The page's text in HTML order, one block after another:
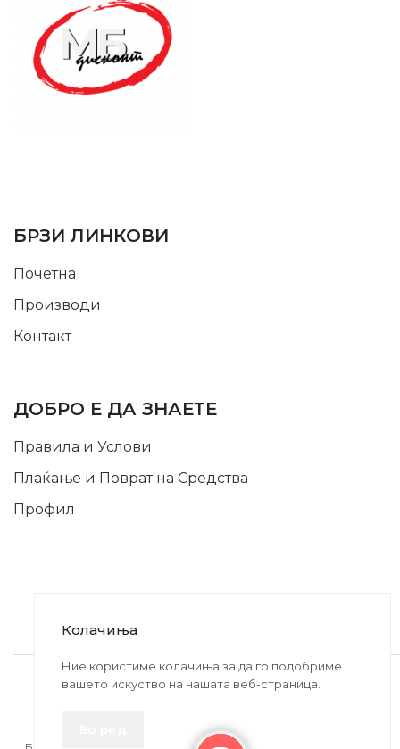
БРЗИ ЛИНКОВИ
Почетна
Производи
Контакт
ДОБРО Е ДА ЗНАЕТЕ
Правила и Услови
Плаќање и Поврат на Средства
Профил
2020-2024 © MB DISKONT. Изработено од
БРАМИТ ДООЕЛ
Колачиња
Ние користиме колачиња за да го подобриме
вашето искуство на нашата веб-страница.